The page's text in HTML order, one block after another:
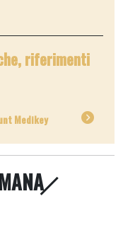
riferimenti
Medikey